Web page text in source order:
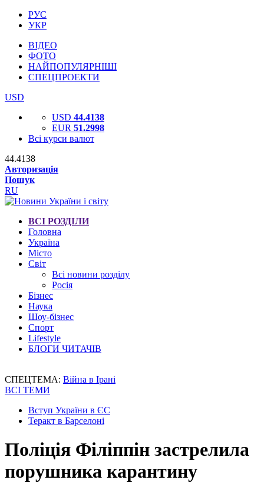
РУС
УКР
ВІДЕО
ФОТО
НАЙПОПУЛЯРНІШІ
СПЕЦПРОЕКТИ
USD
USD 44.4138
EUR 51.2998
Всі курси валют
44.4138
Авторизація
Пошук
RU
ВСІ РОЗДІЛИ
Головна
Україна
Місто
Світ
Всі новини розділу
Росія
Бізнес
Наука
Шоу-бізнес
Спорт
Lifestyle
БЛОГИ ЧИТАЧІВ
СПЕЦТЕМА: Війна в Ірані
ВСІ ТЕМИ
Вступ України в ЄС
Теракт в Барселоні
Поліція Філіппін застрелила
порушника карантину